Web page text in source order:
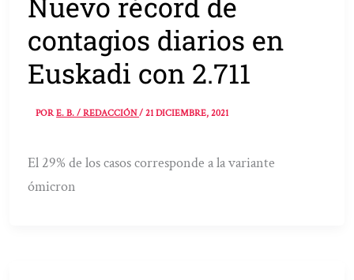
contagios diarios en
Euskadi con 2.711
PORE. B. / REDACCIÓN/21 DICIEMBRE, 2021
El 29% de los casos corresponde a la variante
ómicron